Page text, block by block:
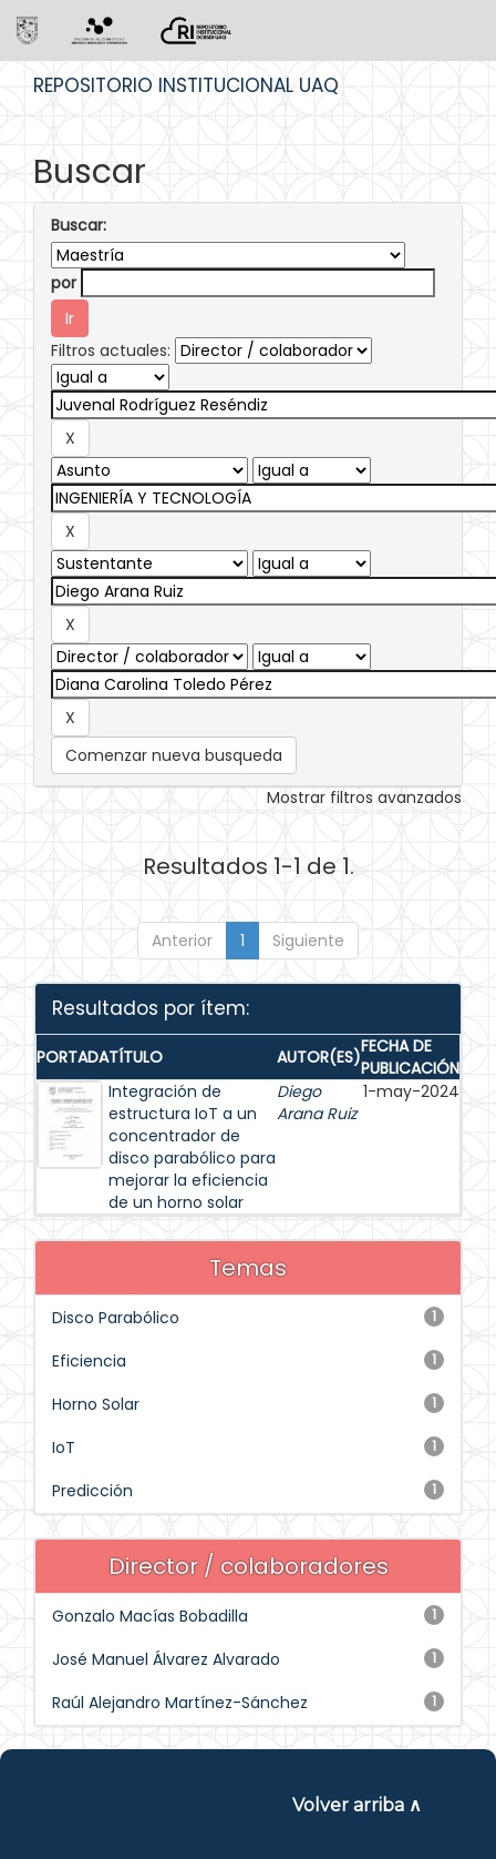
REPOSITORIO INSTITUCIONAL UAQ
Buscar
Buscar:
por
Filtros actuales:
Comenzar nueva busqueda
Mostrar filtros avanzados
Resultados 1-1 de 1.
Anterior 1 Siguiente
Resultados por ítem:
PORTADATÍTULO AUTOR(ES)FECHA DE
PUBLICACIÓN
Integración de
estructura IoT a un
concentrador de
disco parabólico para
mejorar la eficiencia
de un horno solar
Diego
Arana Ruiz
1-may-2024
Temas
1
Disco Parabólico
1
Eficiencia
1
Horno Solar
1
IoT
1
Predicción
Director / colaboradores
1
Gonzalo Macías Bobadilla
1
José Manuel Álvarez Alvarado
1
Raúl Alejandro Martínez-Sánchez
Volver arriba ∧